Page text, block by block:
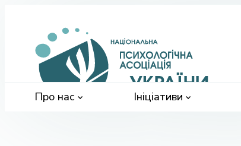
Про нас
Ініціативи